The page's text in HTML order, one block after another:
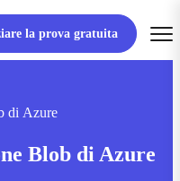
la prova gratuita
di Azure
Blob di Azure